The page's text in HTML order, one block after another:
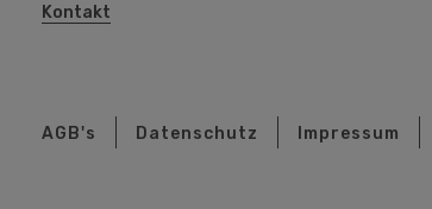
Kontakt
AGB's Datenschutz Impressum